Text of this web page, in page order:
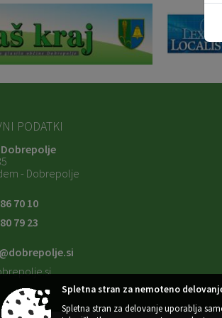
PODATKI
- Dobrepolje
70 10
79 23
Spletna stran za nemoteno
Spletna stran za delovanje uporablja